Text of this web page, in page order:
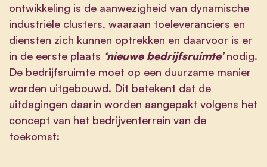
ontwikkeling is de aanwezigheid van dynamische
industriële clusters, waaraan toeleveranciers en
diensten zich kunnen optrekken en daarvoor is er
in de eerste plaats ‘nieuwe bedrijfsruimte’nodig.
De bedrijfsruimte moet op een duurzame manier
worden uitgebouwd. Dit betekent dat de
uitdagingen daarin worden aangepakt volgens het
concept van het bedrijventerrein van de
toekomst: